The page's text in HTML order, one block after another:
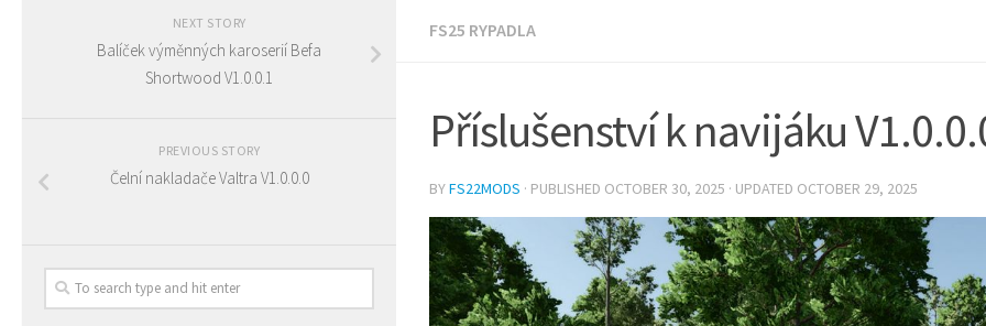
FS25 RYPADLA
Příslušenství k navijáku
BYFS22MODS · PUBLISHED OCTOBER 30, 2025 · UPDATED OCTOBER 29, 2025
NEXT STORY
Balíček výměnných karoserií Befa
Shortwood V1.0.0.1
PREVIOUS STORY
Čelní nakladače Valtra V1.0.0.0